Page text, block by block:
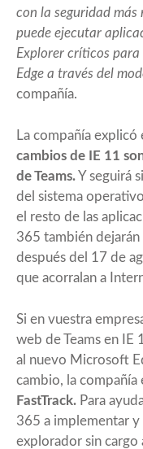
con la seguridad más
puede ejecutar
Explorer críticos
Edge a través del
compañía.
La compañía
cambios de IE 11
de Teams. Y seguirá
del sistema
el resto de las
365 también
después del 17 de
que acorralan a
Si en vuestra
web de Teams en IE
al nuevo Microsoft
cambio, la
FastTrack. Para
365 a implementar
explorador sin cargo